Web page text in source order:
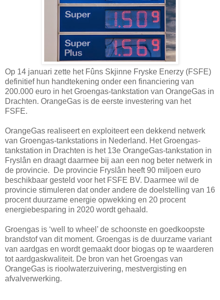
Op 14 januari zette het Fûns Skjinne Fryske Enerzy (FSFE)
definitief hun handtekening onder een financiering van
200.000 euro in het Groengas-tankstation van OrangeGas in
Drachten. OrangeGas is de eerste investering van het
FSFE.
OrangeGas realiseert en exploiteert een dekkend netwerk
van Groengas-tankstations in Nederland. Het Groengas-
tankstation in Drachten is het 13e OrangeGas-tankstation in
Fryslân en draagt daarmee bij aan een nog beter netwerk in
de provincie. De provincie Fryslân heeft 90 miljoen euro
beschikbaar gesteld voor het FSFE BV. Daarmee wil de
provincie stimuleren dat onder andere de doelstelling van 16
procent duurzame energie opwekking en 20 procent
energiebesparing in 2020 wordt gehaald.
Groengas is ‘well to wheel’ de schoonste en goedkoopste
brandstof van dit moment. Groengas is de duurzame variant
van aardgas en wordt gemaakt door biogas op te waarderen
tot aardgaskwaliteit. De bron van het Groengas van
OrangeGas is rioolwaterzuivering, mestvergisting en
afvalverwerking.